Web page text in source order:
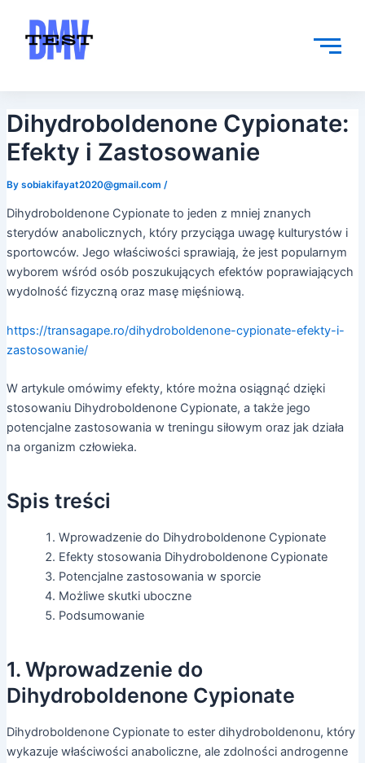
content
Dihydroboldenone Cypionate:
Efekty i Zastosowanie
By sobiakifayat2020@gmail.com /
Dihydroboldenone Cypionate to jeden z mniej znanych
sterydów anabolicznych, który przyciąga uwagę kulturystów i
sportowców. Jego właściwości sprawiają, że jest popularnym
wyborem wśród osób poszukujących efektów poprawiających
wydolność fizyczną oraz masę mięśniową.
https://transagape.ro/dihydroboldenone-cypionate-efekty-i-
zastosowanie/
W artykule omówimy efekty, które można osiągnąć dzięki
stosowaniu Dihydroboldenone Cypionate, a także jego
potencjalne zastosowania w treningu siłowym oraz jak działa
na organizm człowieka.
Spis treści
Wprowadzenie do Dihydroboldenone Cypionate
Efekty stosowania Dihydroboldenone Cypionate
Potencjalne zastosowania w sporcie
Możliwe skutki uboczne
Podsumowanie
1. Wprowadzenie do
Dihydroboldenone Cypionate
Dihydroboldenone Cypionate to ester dihydroboldenonu, który
wykazuje właściwości anaboliczne, ale zdolności androgenne
navigation